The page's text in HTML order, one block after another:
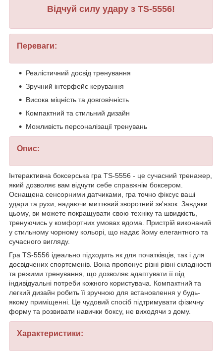
Відчуй силу удару з TS-5556!
Переваги:
Реалістичний досвід тренування
Зручний інтерфейс керування
Висока міцність та довговічність
Компактний та стильний дизайн
Можливість персоналізації тренувань
Опис:
Інтерактивна боксерська гра TS-5556 - це сучасний тренажер,
який дозволяє вам відчути себе справжнім боксером.
Оснащена сенсорними датчиками, гра точно фіксує ваші
удари та рухи, надаючи миттєвий зворотний зв'язок. Завдяки
цьому, ви можете покращувати свою техніку та швидкість,
тренуючись у комфортних умовах вдома. Пристрій виконаний
у стильному чорному кольорі, що надає йому елегантного та
сучасного вигляду.
Гра TS-5556 ідеально підходить як для початківців, так і для
досвідчених спортсменів. Вона пропонує різні рівні складності
та режими тренування, що дозволяє адаптувати її під
індивідуальні потреби кожного користувача. Компактний та
легкий дизайн робить її зручною для встановлення у будь-
якому приміщенні. Це чудовий спосіб підтримувати фізичну
форму та розвивати навички боксу, не виходячи з дому.
Характеристики: